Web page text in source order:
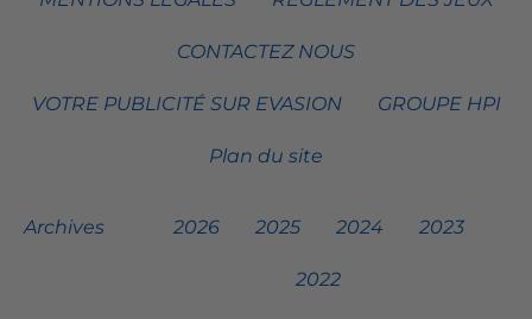
CONTACTEZ NOUS
VOTRE PUBLICITÉ SUR EVASION GROUPE HPI
Plan du site
Archives 2026 2025 2024 2023
2022